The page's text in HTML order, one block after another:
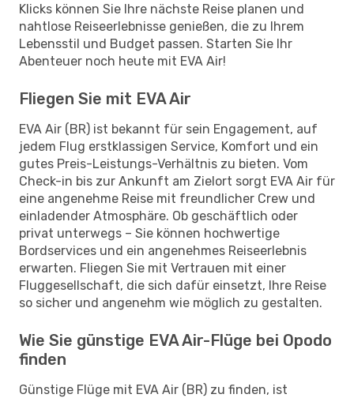
Klicks können Sie Ihre nächste Reise planen und
nahtlose Reiseerlebnisse genießen, die zu Ihrem
Lebensstil und Budget passen. Starten Sie Ihr
Abenteuer noch heute mit EVA Air!
Fliegen Sie mit EVA Air
EVA Air (BR) ist bekannt für sein Engagement, auf
jedem Flug erstklassigen Service, Komfort und ein
gutes Preis-Leistungs-Verhältnis zu bieten. Vom
Check-in bis zur Ankunft am Zielort sorgt EVA Air für
eine angenehme Reise mit freundlicher Crew und
einladender Atmosphäre. Ob geschäftlich oder
privat unterwegs – Sie können hochwertige
Bordservices und ein angenehmes Reiseerlebnis
erwarten. Fliegen Sie mit Vertrauen mit einer
Fluggesellschaft, die sich dafür einsetzt, Ihre Reise
so sicher und angenehm wie möglich zu gestalten.
Wie Sie günstige EVA Air-Flüge bei Opodo
finden
Günstige Flüge mit EVA Air (BR) zu finden, ist